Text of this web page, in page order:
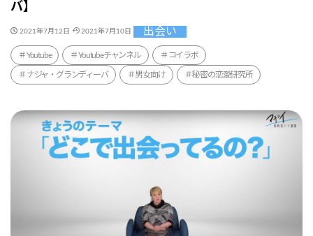
バ】
2021年7月12日 2021年7月10日 出会い
Youtube Youtubeチャンネル コイラボ
ナジャ・グランディーバ 男女向け 秘密の恋愛研究所